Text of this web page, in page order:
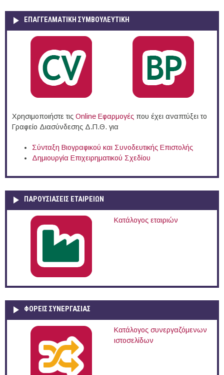
ΕΠΑΓΓΕΛΜΑΤΙΚΉ ΣΥΜΒΟΥΛΕΥΤΙΚΉ
Χρησιμοποιήστε τις Online Eφαρμογές που έχει αναπτύξει το
Γραφείο Διασύνδεσης Δ.Π.Θ. για
Σύνταξη Βιογραφικού και Συνοδευτικής Επιστολής
Δημιουργία Επιχειρηματικού Σχεδίου
ΠΑΡΟΥΣΙΆΣΕΙΣ ΕΤΑΙΡΕΙΏΝ
Κατάλογος εταιριών
ΦΟΡΕΙΣ ΣΥΝΕΡΓΑΣΙΑΣ
Κατάλογος συνεργαζόμενων
ιστοσελίδων